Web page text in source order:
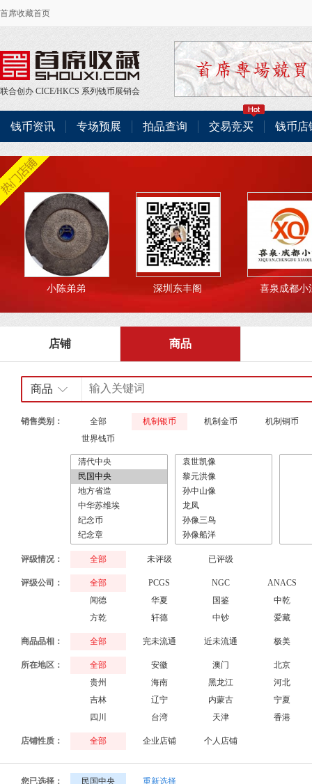
首席收藏首页
联合创办 CICE/HKCS 系列钱币展销会
钱币资讯 专场预展 拍品查询 交易竞买 钱币店
小陈弟弟 深圳东丰阁 喜泉成都小
店铺 商品
商品
销售类别： 全部 机制银币 机制金币
机制铜币
世界钱币
评级情况： 全部 未评级 已评级
评级公司： 全部 PCGS NGC
ANACS
闻德
华夏 国鉴
中乾
方乾
轩德 中钞 爱藏
商品品相： 全部 完未流通 近未流通 极美
所在地区： 全部 安徽 澳门
北京
贵州
海南 黑龙江
河北
吉林
辽宁 内蒙古
宁夏
四川
台湾 天津 香港
店铺性质： 全部 企业店铺 个人店铺
您已选择： 民国中央 重新选择